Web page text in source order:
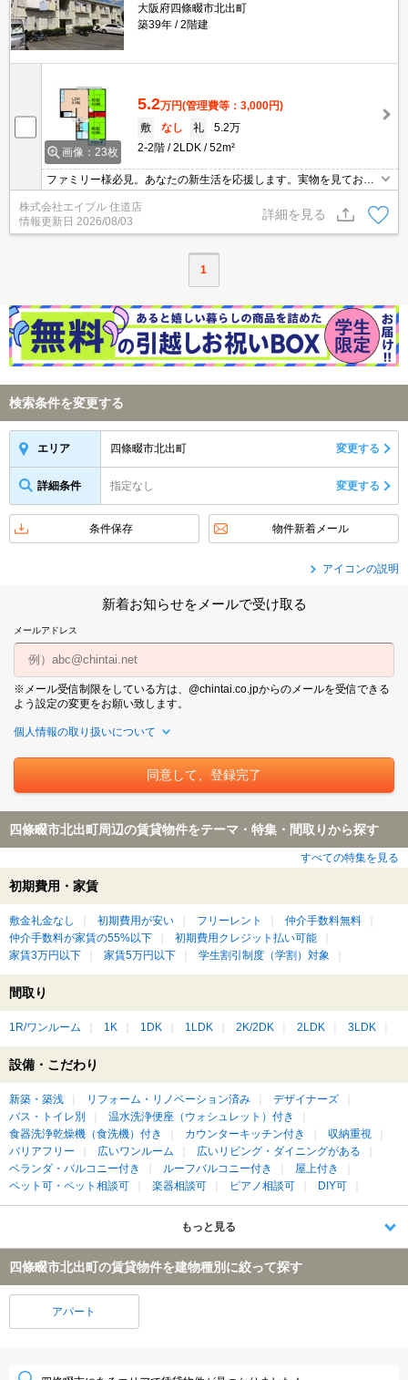
大阪府四條畷市北出町
築39年
2階建
画像：23枚
5.2万円(管理費等：3,000円)
敷
なし 礼
5.2万
2-2階
2LDK 52m²
ファミリー様必見。あなたの新生活を応援します。実物を見てお確
かめください。住環境をあなたの目でお確かめください。ぜひお問
合せください。
株式会社エイブル 住道店
情報更新日 2026/08/03
詳細を見る
1
検索条件を変更する
エリア 四條畷市北出町 変更する
詳細条件 指定なし 変更する
条件保存 物件新着メール
アイコンの説明
新着お知らせをメールで受け取る
メールアドレス
※メール受信制限をしている方は、@chintai.co.jpからのメールを受信できる
よう設定の変更をお願い致します。
個人情報の取り扱いについて
四條畷市北出町周辺の賃貸物件をテーマ・特集・間取りから探す
すべての特集を見る
初期費用・家賃
敷金礼金なし 初期費用が安い フリーレント
仲介手数料無料
仲介手数料が家賃の55%以下
初期費用クレジット払い可能
家賃3万円以下
家賃5万円以下 学生割引制度（学割）対象
間取り
1R/ワンルーム 1K 1DK 1LDK 2K/2DK 2LDK 3LDK
設備・こだわり
新築・築浅 リフォーム・リノベーション済み
デザイナーズ
バス・トイレ別
温水洗浄便座（ウォシュレット）付き
食器洗浄乾燥機（食洗機）付き
カウンターキッチン付き
収納重視
バリアフリー
広いワンルーム
広いリビング・ダイニングがある
ベランダ・バルコニー付き
ルーフバルコニー付き
屋上付き
ペット可・ペット相談可
楽器相談可 ピアノ相談可 DIY可
もっと見る
四條畷市北出町の賃貸物件を建物種別に絞って探す
アパート